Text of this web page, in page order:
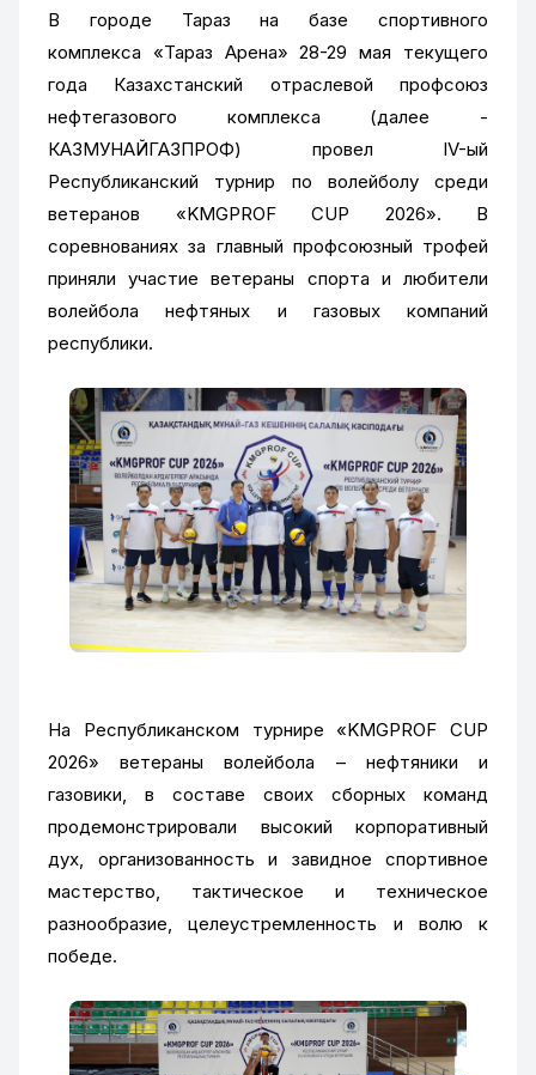
В городе Тараз на базе спортивного
комплекса «Тараз Арена» 28-29 мая текущего
года Казахстанский отраслевой профсоюз
нефтегазового комплекса (далее -
КАЗМУНАЙГАЗПРОФ) провел IV-ый
Республиканский турнир по волейболу среди
ветеранов «KMGPROF CUP 2026». В
соревнованиях за главный профсоюзный трофей
приняли участие ветераны спорта и любители
волейбола нефтяных и газовых компаний
республики.
На Республиканском турнире «KMGPROF CUP
2026» ветераны волейбола – нефтяники и
газовики, в составе своих сборных команд
продемонстрировали высокий корпоративный
дух, организованность и завидное спортивное
мастерство, тактическое и техническое
разнообразие, целеустремленность и волю к
победе.